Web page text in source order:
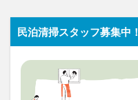
民泊清掃スタッフ募集中！